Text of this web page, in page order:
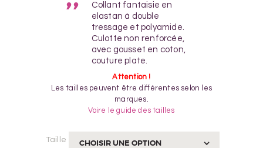
Collant fantaisie en
elastan à double
tressage et polyamide.
Culotte non renforcée,
avec gousset en coton,
couture plate.
Attention !
Les tailles peuvent être différentes selon les
marques.
Voire le guide des tailles
Taille